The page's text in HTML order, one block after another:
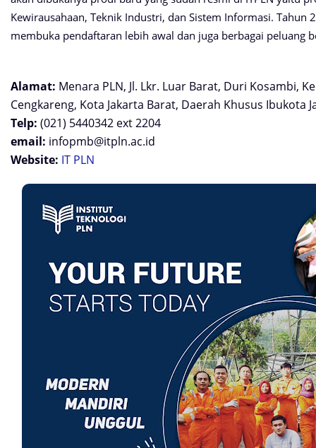
Kewirausahaan, Teknik Industri, dan Sistem Informasi. Tahun
membuka pendaftaran lebih awal dan juga berbagai peluang
Alamat: Menara PLN, Jl. Lkr. Luar Barat, Duri Kosambi,
Cengkareng, Kota Jakarta Barat, Daerah Khusus Ibukota
Telp: (021) 5440342 ext 2204
email: infopmb@itpln.ac.id
Website: IT PLN